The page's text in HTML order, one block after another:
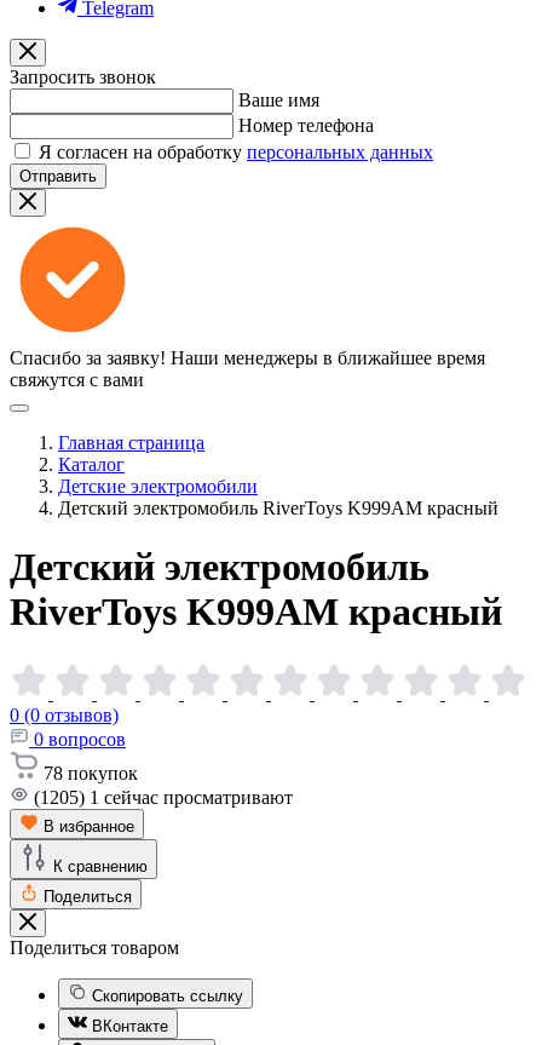
Telegram
Запросить звонок
Ваше имя
Номер телефона
Я согласен на обработку персональных данных
Отправить
Спасибо за заявку! Наши менеджеры в ближайшее время
свяжутся с вами
Главная страница
Каталог
Детские электромобили
Детский электромобиль RiverToys K999AM красный
Детский электромобиль
RiverToys K999AM красный
0 (0 отзывов)
0 вопросов
78 покупок
(1205) 1 сейчас просматривают
В избранное
К сравнению
Поделиться
Поделиться товаром
Скопировать ссылку
ВКонтакте